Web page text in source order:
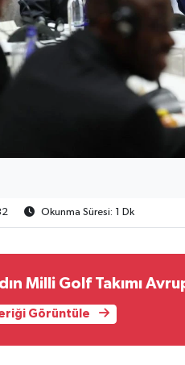
Okunma Süresi: 1 Dk
Milli Golf Takımı
Görüntüle